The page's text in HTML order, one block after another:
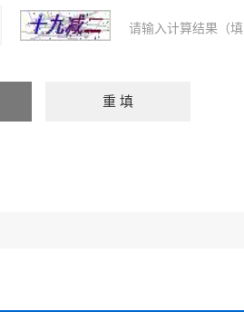
请输入计算结果（